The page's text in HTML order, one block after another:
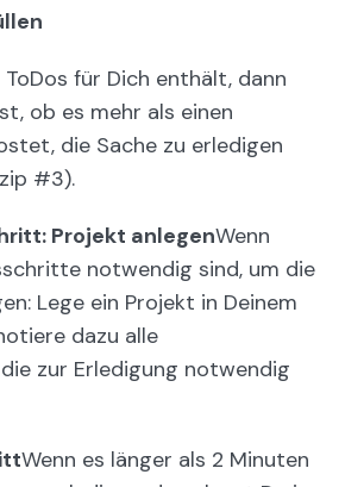
ToDos für Dich enthält, dann
ob es mehr als einen
die Sache zu erledigen
#3).
Projekt anlegenWenn
notwendig sind, um die
Lege ein Projekt in Deinem
dazu alle
zur Erledigung notwendig
Wenn es länger als 2 Minuten